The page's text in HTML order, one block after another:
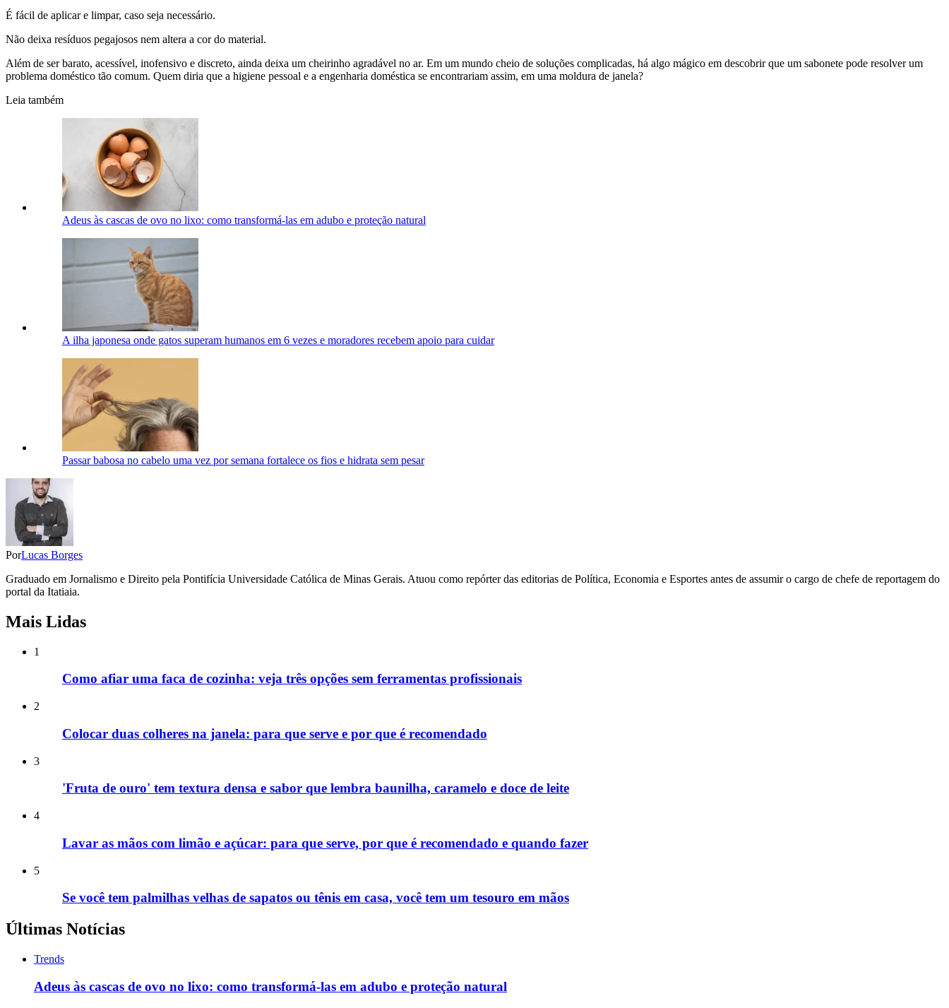
É fácil de aplicar e limpar, caso seja necessário.
Não deixa resíduos pegajosos nem altera a cor do material.
Além de ser barato, acessível, inofensivo e discreto, ainda deixa um cheirinho agradável no ar. Em um mundo cheio de soluções complicadas, há algo mágico em descobrir que um sabonete pode resolver um
problema doméstico tão comum. Quem diria que a higiene pessoal e a engenharia doméstica se encontrariam assim, em uma moldura de janela?
Leia também
Adeus às cascas de ovo no lixo: como transformá-las em adubo e proteção natural
A ilha japonesa onde gatos superam humanos em 6 vezes e moradores recebem apoio para cuidar
Passar babosa no cabelo uma vez por semana fortalece os fios e hidrata sem pesar
PorLucas Borges
Graduado em Jornalismo e Direito pela Pontifícia Universidade Católica de Minas Gerais. Atuou como repórter das editorias de Política, Economia e Esportes antes de assumir o cargo de chefe de reportagem do
portal da Itatiaia.
Mais Lidas
1
Como afiar uma faca de cozinha: veja três opções sem ferramentas profissionais
2
Colocar duas colheres na janela: para que serve e por que é recomendado
3
'Fruta de ouro' tem textura densa e sabor que lembra baunilha, caramelo e doce de leite
4
Lavar as mãos com limão e açúcar: para que serve, por que é recomendado e quando fazer
5
Se você tem palmilhas velhas de sapatos ou tênis em casa, você tem um tesouro em mãos
Últimas Notícias
Trends
Adeus às cascas de ovo no lixo: como transformá-las em adubo e proteção natural